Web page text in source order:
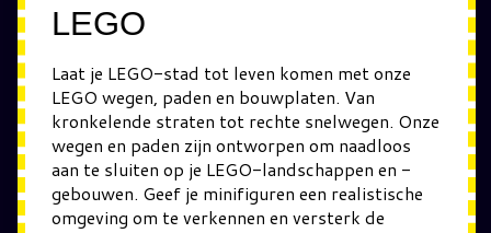
LEGO
Laat je LEGO-stad tot leven komen met onze
LEGO wegen, paden en bouwplaten. Van
kronkelende straten tot rechte snelwegen. Onze
wegen en paden zijn ontworpen om naadloos
aan te sluiten op je LEGO-landschappen en -
gebouwen. Geef je minifiguren een realistische
omgeving om te verkennen en versterk de